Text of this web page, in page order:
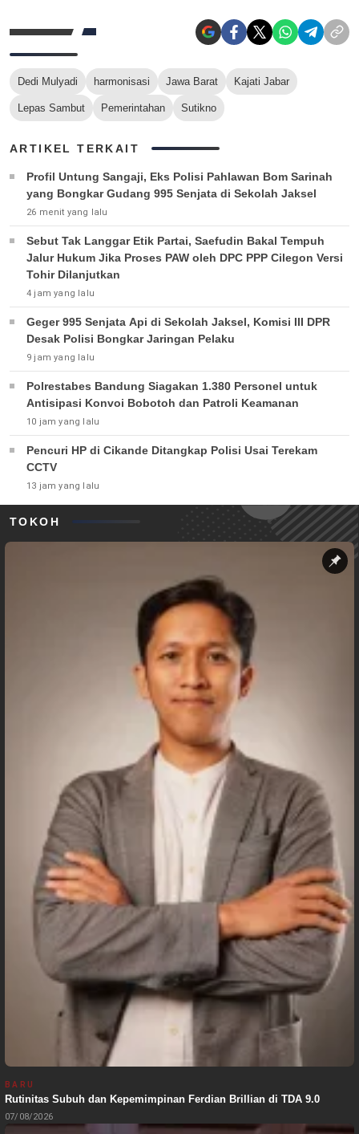
Dedi Mulyadi harmonisasi Jawa Barat Kajati Jabar
Lepas Sambut Pemerintahan Sutikno
ARTIKEL TERKAIT
Profil Untung Sangaji, Eks Polisi Pahlawan Bom Sarinah
yang Bongkar Gudang 995 Senjata di Sekolah Jaksel
26 menit yang lalu
Sebut Tak Langgar Etik Partai, Saefudin Bakal Tempuh
Jalur Hukum Jika Proses PAW oleh DPC PPP Cilegon Versi
Tohir Dilanjutkan
4 jam yang lalu
Geger 995 Senjata Api di Sekolah Jaksel, Komisi III DPR
Desak Polisi Bongkar Jaringan Pelaku
9 jam yang lalu
Polrestabes Bandung Siagakan 1.380 Personel untuk
Antisipasi Konvoi Bobotoh dan Patroli Keamanan
10 jam yang lalu
Pencuri HP di Cikande Ditangkap Polisi Usai Terekam
CCTV
13 jam yang lalu
TOKOH
BARU
Rutinitas Subuh dan Kepemimpinan Ferdian Brillian di TDA 9.0
07/08/2026